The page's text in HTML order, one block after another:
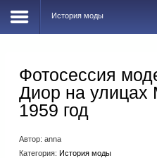
История моды
Фотосессия
Диор на
1959 год
Автор: anna
Категория: История моды